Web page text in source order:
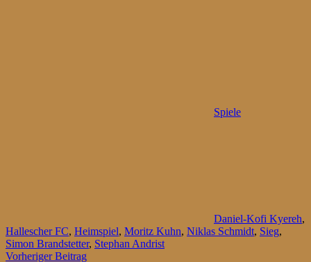
Spiele
Daniel-Kofi Kyereh,
Hallescher FC, Heimspiel, Moritz Kuhn, Niklas Schmidt, Sieg,
Simon Brandstetter, Stephan Andrist
Vorheriger Beitrag